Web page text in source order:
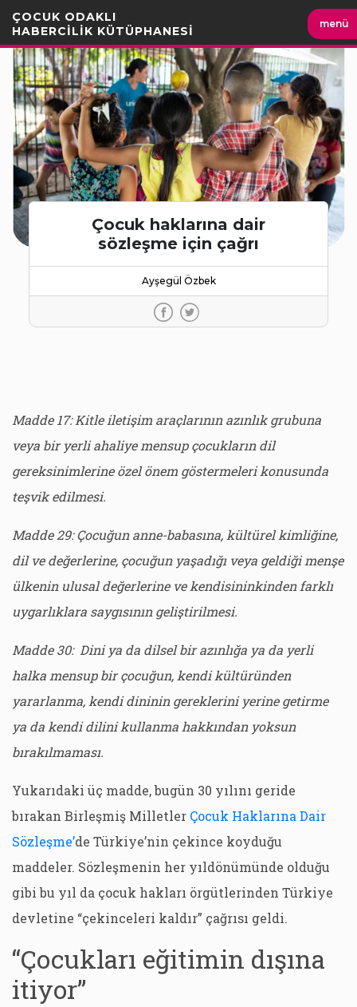
Geç
ÇOCUK ODAKLI
HABERCİLİK KÜTÜPHANESİ
menü
Çocuk haklarına dair
sözleşme için çağrı
Ayşegül Özbek
Madde 17: Kitle iletişim araçlarının azınlık grubuna
veya bir yerli ahaliye mensup çocukların dil
gereksinimlerine özel önem göstermeleri konusunda
teşvik edilmesi.
Madde 29: Çocuğun anne-babasına, kültürel kimliğine,
dil ve değerlerine, çocuğun yaşadığı veya geldiği menşe
ülkenin ulusal değerlerine ve kendisininkinden farklı
uygarlıklara saygısının geliştirilmesi.
Madde 30: Dini ya da dilsel bir azınlığa ya da yerli
halka mensup bir çocuğun, kendi kültüründen
yararlanma, kendi dininin gereklerini yerine getirme
ya da kendi dilini kullanma hakkından yoksun
bırakılmaması.
Yukarıdaki üç madde, bugün 30 yılını geride
bırakan Birleşmiş Milletler Çocuk Haklarına Dair
Sözleşme’de Türkiye’nin çekince koyduğu
maddeler. Sözleşmenin her yıldönümünde olduğu
gibi bu yıl da çocuk hakları örgütlerinden Türkiye
devletine “çekinceleri kaldır” çağrısı geldi.
“Çocukları eğitimin dışına
itiyor”